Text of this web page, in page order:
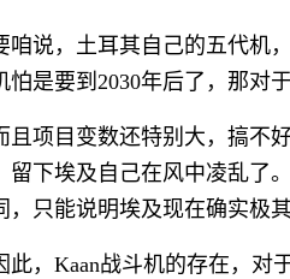
咱说，土耳其自己的五代机
怕是要到2030年后了，那对
且项目变数还特别大，搞不
留下埃及自己在风中凌乱了
，只能说明埃及现在确实极
此，Kaan战斗机的存在，对